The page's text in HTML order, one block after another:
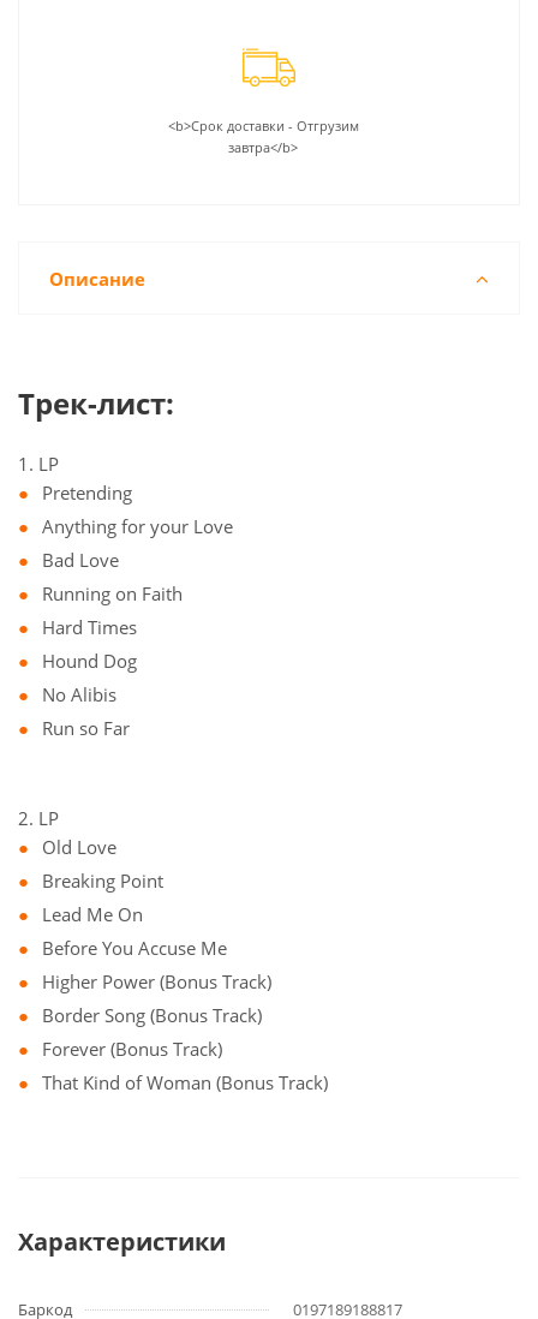
<b>Срок доставки - Отгрузим
завтра</b>
Описание
Трек-лист:
1. LP
Pretending
Anything for your Love
Bad Love
Running on Faith
Hard Times
Hound Dog
No Alibis
Run so Far
2. LP
Old Love
Breaking Point
Lead Me On
Before You Accuse Me
Higher Power (Bonus Track)
Border Song (Bonus Track)
Forever (Bonus Track)
That Kind of Woman (Bonus Track)
Характеристики
Баркод
0197189188817